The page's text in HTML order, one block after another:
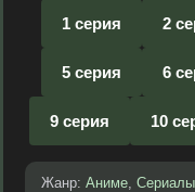
1 серия 2
5 серия 6
9 серия 10
Жанр: Аниме, Сериалы